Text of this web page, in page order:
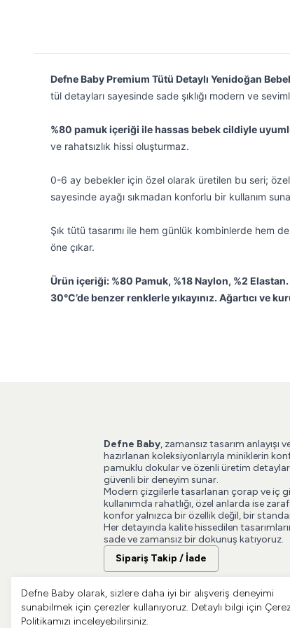
Defne Baby olarak, sizlere daha iyi bir alışveriş deneyimi
sunabilmek için çerezler kullanıyoruz. Detaylı bilgi için
Politikamızı inceleyebilirsiniz.
Defne Baby Premium Tütü Detaylı Yenidoğan
tül detayları sayesinde sade şıklığı modern ve
%80 pamuk içeriği ile hassas bebek cildiyle
ve rahatsızlık hissi oluşturmaz.
0-6 ay bebekler için özel olarak üretilen bu seri; özel
sayesinde ayağı sıkmadan konforlu bir kullanım
Şık tütü tasarımı ile hem günlük kombinlerde hem
öne çıkar.
Ürün içeriği: %80 Pamuk, %18 Naylon, %2 Elastan.
30°C’de benzer renklerle yıkayınız. Ağartıcı ve
Defne Baby, zamansız tasarım anlayışı
hazırlanan koleksiyonlarıyla miniklerin
pamuklu dokular ve özenli üretim
güvenli bir deneyim sunar.
Modern çizgilerle tasarlanan çorap ve iç
kullanımda rahatlığı, özel anlarda ise
konfor yalnızca bir özellik değil, bir
Her detayında kalite hissedilen
sade ve zamansız bir dokunuş katıyoruz.
Sipariş Takip / İade
Gizlilik
Üyelere ve Müşterilere İlişkin